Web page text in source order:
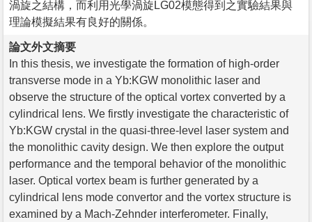
渦旋之結構，而利用光學渦旋LG02模態得到之實驗結果與
理論模擬結果有良好的關係。
論文外文摘要
In this thesis, we investigate the formation of high-order
transverse mode in a Yb:KGW monolithic laser and
observe the structure of the optical vortex converted by a
cylindrical lens. We firstly investigate the characteristic of
Yb:KGW crystal in the quasi-three-level laser system and
the monolithic cavity design. We then explore the output
performance and the temporal behavior of the monolithic
laser. Optical vortex beam is further generated by a
cylindrical lens mode convertor and the vortex structure is
examined by a Mach-Zehnder interferometer. Finally,